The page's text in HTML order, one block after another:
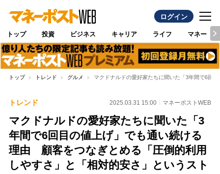
ログイン
トップ 投資 ビジネス キャリア ライフ マネー
トップ トレンド グルメ マクドナルドの愛好家たちに聞いた「3年間で6回
トレンド 2025.03.31 15:00 マネーポストWEB
マクドナルドの愛好家たちに聞いた「3
年間で6回目の値上げ」でも通い続ける
理由 顧客をつなぎとめる「圧倒的利用
しやすさ」と「相対的安さ」というスト